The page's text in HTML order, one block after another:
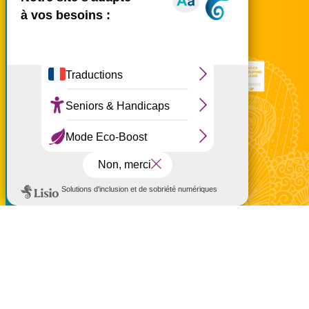
Tout accepter
Tout refuser
à partir de 127 €
Réservez en ligne
Nous rencontrer